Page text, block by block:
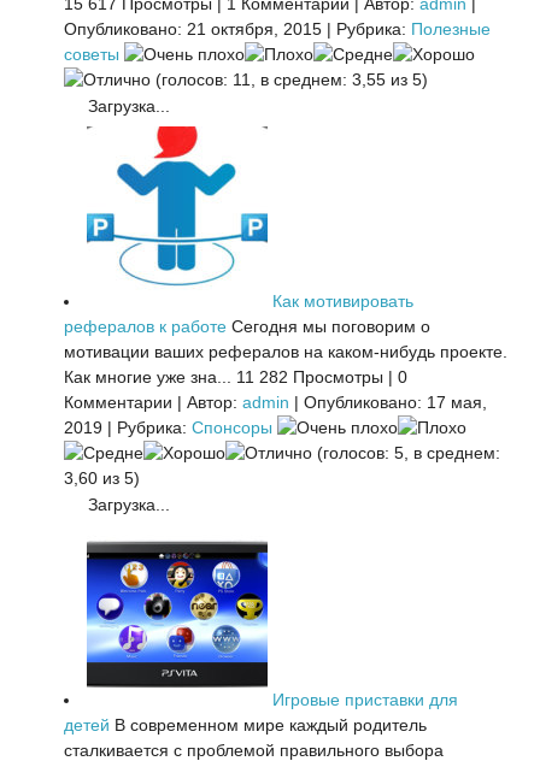
Опубликовано: 21 октября, 2015 | Рубрика: Полезные
советы
(голосов: 11, в среднем: 3,55 из 5)
Загрузка...
Как мотивировать
рефералов к работе Сегодня мы поговорим о
мотивации ваших рефералов на каком-нибудь проекте.
Как многие уже зна...
11 282 Просмотры | 0
Комментарии | Автор: admin | Опубликовано: 17 мая,
2019 | Рубрика: Спонсоры
(голосов: 5, в среднем:
3,60 из 5)
Загрузка...
Игровые приставки для
детей В современном мире каждый родитель
сталкивается с проблемой правильного выбора